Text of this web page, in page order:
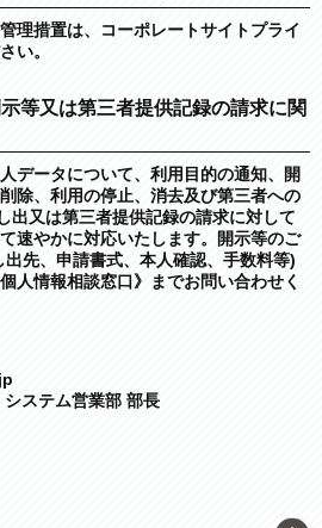
理措置は、コーポレートサイトプライ
い。
等又は第三者提供記録の請求に関
データについて、利用目的の通知、開
除、利用の停止、消去及び第三者への
出又は第三者提供記録の請求に対して
速やかに対応いたします。開示等のご
先、申請書式、本人確認、手数料等)
人情報相談窓口》までお問い合わせく
ステム営業部 部⻑